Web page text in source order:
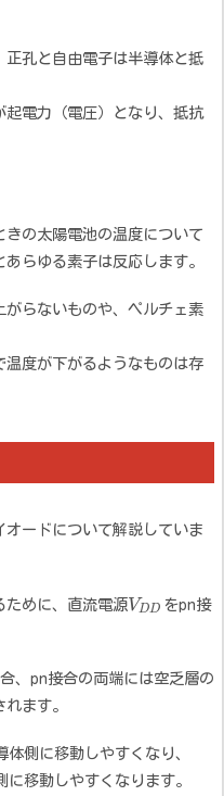
正孔と自由電子は半導体と抵
電力（電圧）となり、抵抗
の太陽電池の温度について
らゆる素子は反応します。
らないものや、ペルチェ素
度が下がるようなものは存
ードについて解説していま
ために、直流電源VDD をpn接
、pn接合の両端には空乏層の
ます。
側に移動しやすくなり、
移動しやすくなります。